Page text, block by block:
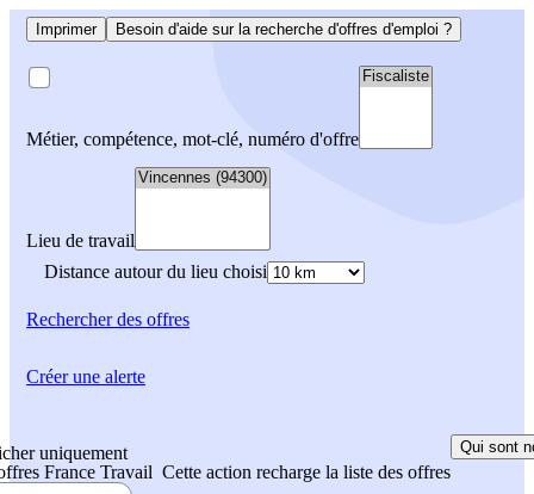
Imprimer Besoin d'aide sur la recherche d'offres d'emploi ?
Métier, compétence, mot-clé, numéro d'offre
Lieu de travail
Distance autour du lieu choisi
Rechercherdes offres
uniquement
France Travail Cette action recharge la liste des offres
Qui sont
Créer une alerte